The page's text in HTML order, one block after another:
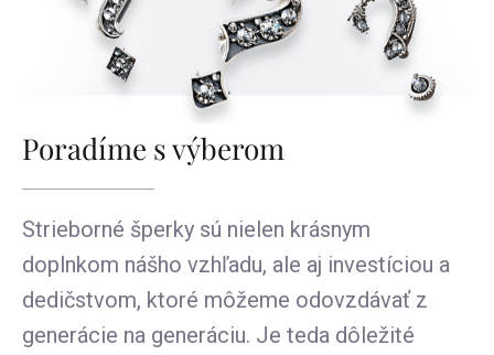
Poradíme s výberom
Strieborné šperky sú nielen krásnym
doplnkom nášho vzhľadu, ale aj investíciou a
dedičstvom, ktoré môžeme odovzdávať z
generácie na generáciu. Je teda dôležité